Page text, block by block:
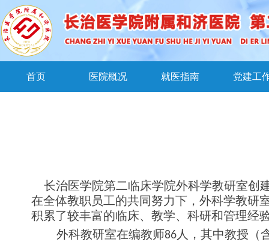
首页 医院概况 就医指南 党建工
长治医学院第二临床学院外科学教研室创
在全体教职员工的共同努力下，外科学教研
积累了较丰富的临床、教学、科研和管理经
外科教研室在编教师86人，其中教授（